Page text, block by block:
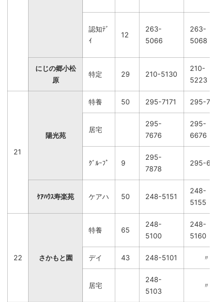
認知ﾃﾞ
ｲ
12
263-
5066
263-
5068
にじの郷小松
原
特定 29 210-5130
210-
5223
21
陽光苑
特養 50 295-7171 295-
居宅
295-
7676
295-
6676
ｸﾞﾙｰﾌﾟ 9
295-
7878
295-
ｹｱﾊｳｽ寿楽苑 ケアハ 50 248-5151
248-
5155
22 さかもと園
特養 65
248-
5100
248-
5160
デイ 43 248-5101 〃
居宅
248-
5103
〃